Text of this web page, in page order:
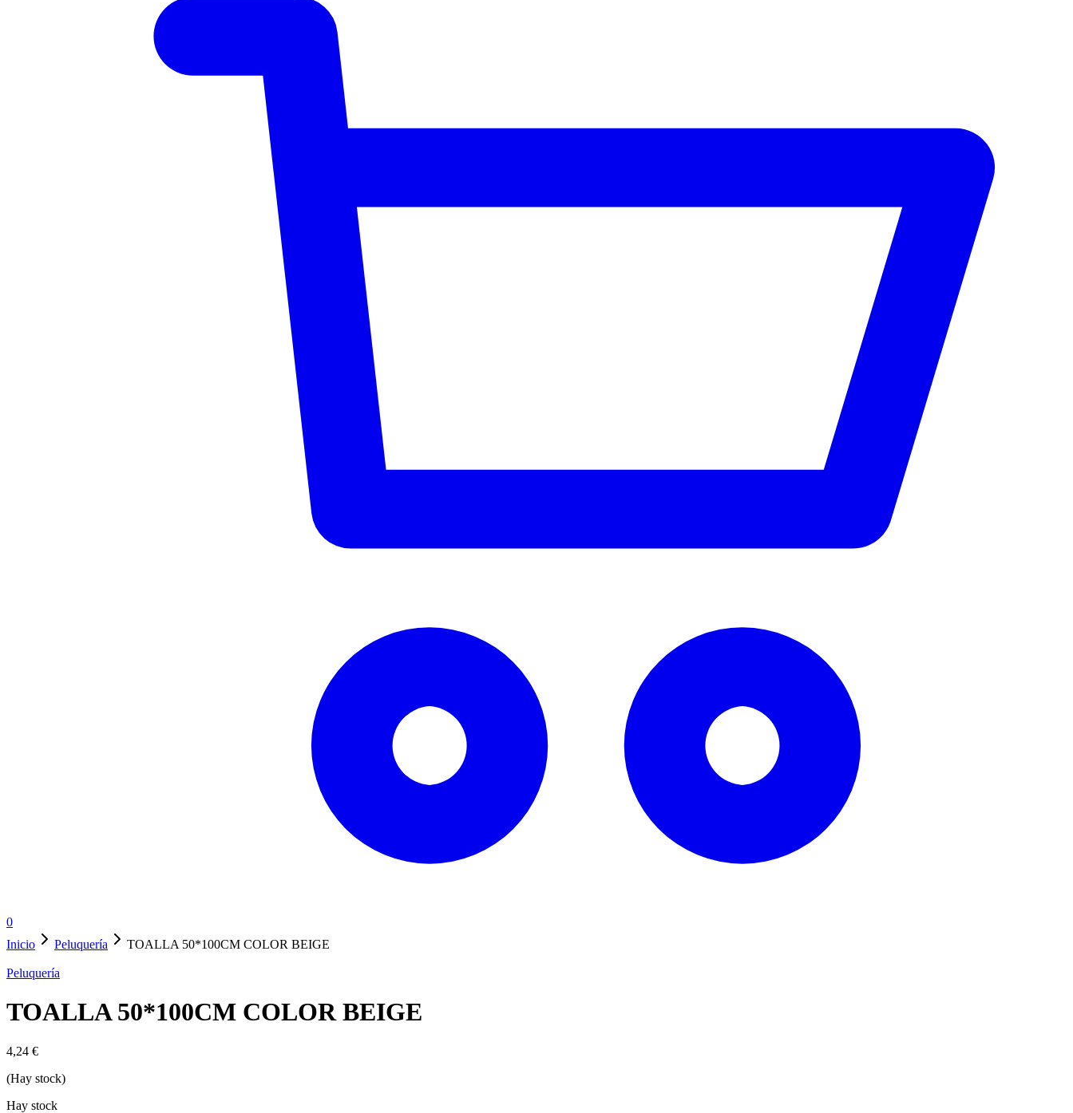
0
Inicio
Peluquería TOALLA 50*100CM COLOR BEIGE
Peluquería
TOALLA 50*100CM COLOR BEIGE
4,24 €
(Hay stock)
Hay stock